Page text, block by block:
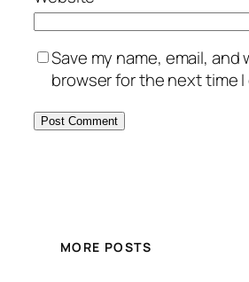
Save my name, email,
browser for the next time
MORE POSTS